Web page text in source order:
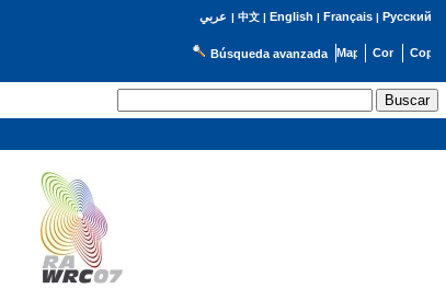
عربي | 中文| English | Français| Русский
Búsqueda avanzada